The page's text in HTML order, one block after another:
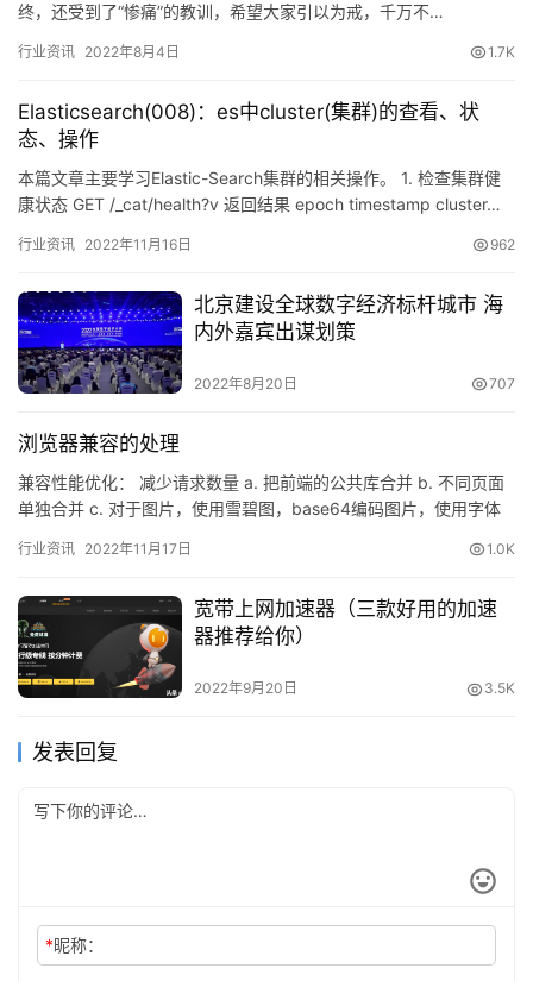
终，还受到了“惨痛”的教训，希望大家引以为戒，千万不…
行业资讯 2022年8月4日 1.7K
Elasticsearch(008)：es中cluster(集群)的查看、状
态、操作
本篇文章主要学习Elastic-Search集群的相关操作。 1. 检查集群健
康状态 GET /_cat/health?v 返回结果 epoch timestamp cluster…
行业资讯 2022年11月16日 962
北京建设全球数字经济标杆城市 海
内外嘉宾出谋划策
2022年8月20日 707
浏览器兼容的处理
兼容性能优化： 减少请求数量 a. 把前端的公共库合并 b. 不同页面
单独合并 c. 对于图片，使用雪碧图，base64编码图片，使用字体
行业资讯 2022年11月17日 1.0K
宽带上网加速器（三款好用的加速
器推荐给你）
2022年9月20日 3.5K
发表回复
*昵称：